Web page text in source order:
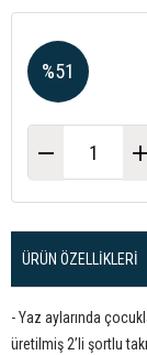
%51
İndirim
ÜRÜN ÖZELLIKLERI
- Yaz aylarında
üretilmiş 2’li şortlu